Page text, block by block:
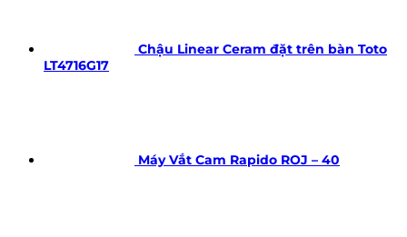
Chậu Linear Ceram đặt trên bàn Toto
LT4716G17
Máy Vắt Cam Rapido ROJ – 40